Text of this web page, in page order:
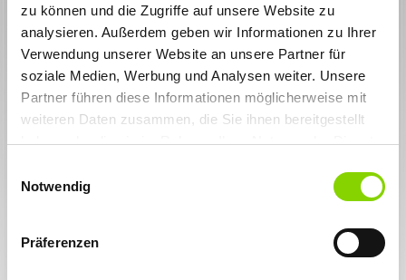
zu können und die Zugriffe auf unsere Website zu
analysieren. Außerdem geben wir Informationen zu Ihrer
Verwendung unserer Website an unsere Partner für
soziale Medien, Werbung und Analysen weiter. Unsere
Partner führen diese Informationen möglicherweise mit
weiteren Daten zusammen, die Sie ihnen bereitgestellt
haben oder die sie im Rahmen Ihrer Nutzung der Dienste
Cookies, wenn Sie unsere Webseite weiterhin nutzen.
Notwendig
Präferenzen
Zurück zur Übersicht
20.11.2025Teamabend in der Weinstube
Kochenbas – Genuss, Austausch & Stuttgarter
Geschichte
Teamabend in der Weinstube Kochenbas in Stuttgart.
und uns in entspannter Atmosphäre ausgetauscht –
einfach mal wieder raus aus dem Alltag und rein in